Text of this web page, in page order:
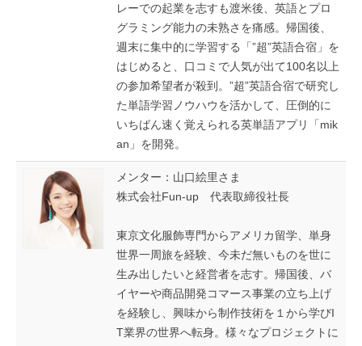
レーでの起業を志すも渡米後、英語とプロ
グラミング能力の未熟さを痛感。帰国後、
週末に集中的に学習する「”超”英語合宿」を
はじめると、口コミで人気が出て100名以上
の参加希望者が殺到。”超”英語合宿で研究し
た単語学習ノウハウを活かして、圧倒的に
いちばん速く覚えられる英単語アプリ「mik
an」を開発。
メンター：山口絵里さま
株式会社Fun-up 代表取締役社長
東京文化服飾専門からアメリカ留学、単身
世界一周旅を経験、今未だ無いものを世に
生み出したいと経営者を志す。帰国後、バ
イヤーや商品開発コマース事業の立ち上げ
を経験し、興味から制作技術を１から学びI
T業界の世界へ転身。様々なプロジェクトに